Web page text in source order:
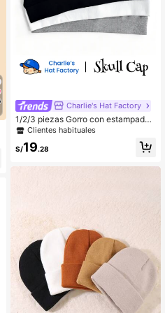
Charlie's Hat Factory
1/2/3 piezas Gorro con estampado
de araña, forro de casco transpirabl
ortivo, estilo casual Y2K, estilo calle
ada
Clientes habituales
S/19.28